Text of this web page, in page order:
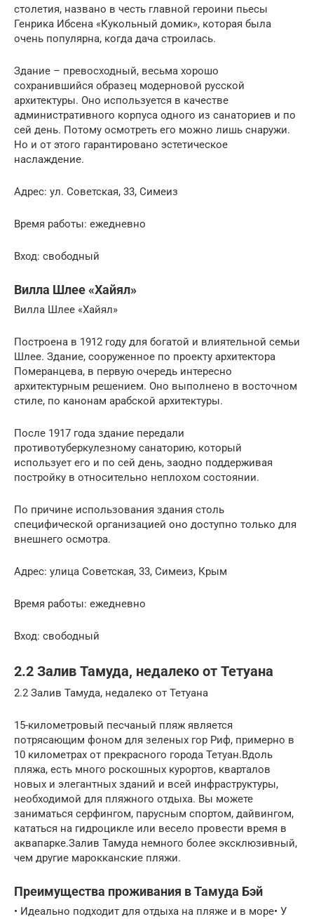
столетия, названо в честь главной героини пьесы
Генрика Ибсена «Кукольный домик», которая была
очень популярна, когда дача строилась.
Здание – превосходный, весьма хорошо
сохранившийся образец модерновой русской
архитектуры. Оно используется в качестве
административного корпуса одного из санаториев и по
сей день. Потому осмотреть его можно лишь снаружи.
Но и от этого гарантировано эстетическое
наслаждение.
Адрес: ул. Советская, 33, Симеиз
Время работы: ежедневно
Вход: свободный
Вилла Шлее «Хайял»
Вилла Шлее «Хайял»
Построена в 1912 году для богатой и влиятельной семьи
Шлее. Здание, сооруженное по проекту архитектора
Померанцева, в первую очередь интересно
архитектурным решением. Оно выполнено в восточном
стиле, по канонам арабской архитектуры.
После 1917 года здание передали
противотуберкулезному санаторию, который
использует его и по сей день, заодно поддерживая
постройку в относительно неплохом состоянии.
По причине использования здания столь
специфической организацией оно доступно только для
внешнего осмотра.
Адрес: улица Советская, 33, Симеиз, Крым
Время работы: ежедневно
Вход: свободный
2.2 Залив Тамуда, недалеко от Тетуана
2.2 Залив Тамуда, недалеко от Тетуана
15-километровый песчаный пляж является
потрясающим фоном для зеленых гор Риф, примерно в
10 километрах от прекрасного города Тетуан.Вдоль
пляжа, есть много роскошных курортов, кварталов
новых и элегантных зданий и всей инфраструктуры,
необходимой для пляжного отдыха. Вы можете
заниматься серфингом, парусным спортом, дайвингом,
кататься на гидроцикле или весело провести время в
аквапарке.Залив Тамуда немного более эксклюзивный,
чем другие марокканские пляжи.
Преимущества проживания в Тамуда Бэй
• Идеально подходит для отдыха на пляже и в море• У